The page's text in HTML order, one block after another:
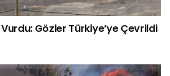
Gözler Türkiye’ye Çevrildi